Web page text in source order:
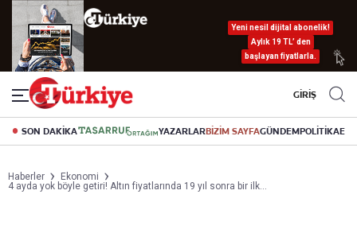
Yeni nesil dijital abonelik!
Aylık 19 TL’ den
başlayan fiyatlarla.
GİRİŞ
SON DAKİKA YAZARLARBİZİM SAYFAGÜNDEMPOLİTİKA
Haberler
Ekonomi
4 ayda yok böyle getiri! Altın fiyatlarında 19 yıl sonra bir ilk…